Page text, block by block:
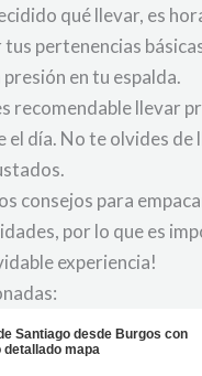
qué llevar, es
pertenencias
en tu espalda.
recomendable llevar
día. No te olvides de
consejos para
por lo que es
experiencia!
Santiago desde Burgos con
detallado mapa